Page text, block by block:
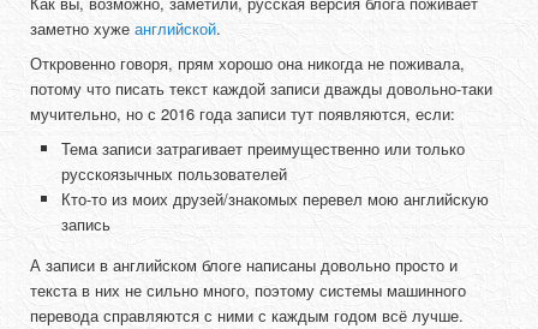
заметно хужеанглийской.
Откровенно говоря, прям хорошо она никогда не поживала,
потому что писать текст каждой записи дважды довольно-таки
мучительно, но с 2016 года записи тут появляются, если:
Тема записи затрагивает преимущественно или только
русскоязычных пользователей
Кто-то из моих друзей/знакомых перевел мою английскую
запись
А записи в английском блоге написаны довольно просто и
текста в них не сильно много, поэтому системы машинного
перевода справляются с ними с каждым годом всё лучше.